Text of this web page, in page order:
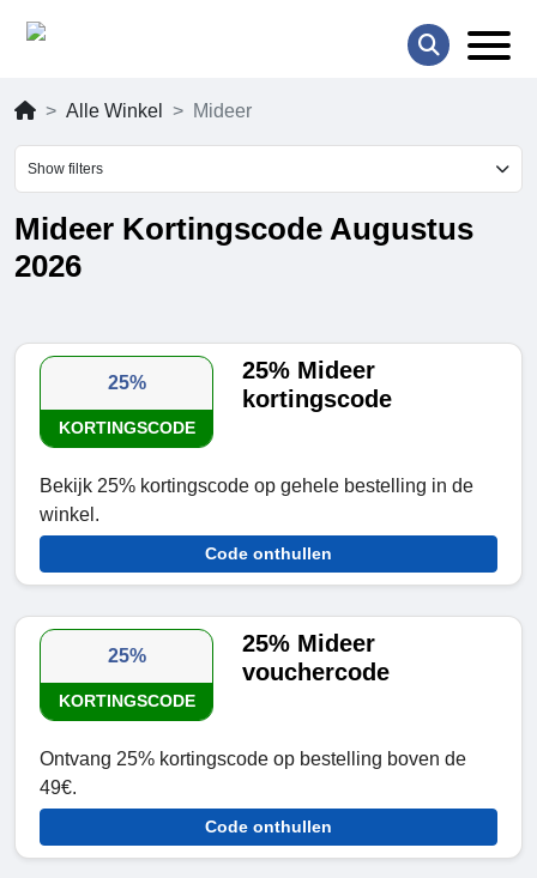
Alle Winkel Mideer
Show filters
Mideer Kortingscode Augustus
2026
25%
KORTINGSCODE
25% Mideer
kortingscode
Bekijk 25% kortingscode op gehele bestelling in de
winkel.
Code onthullen
25%
KORTINGSCODE
25% Mideer
vouchercode
Ontvang 25% kortingscode op bestelling boven de
49€.
Code onthullen